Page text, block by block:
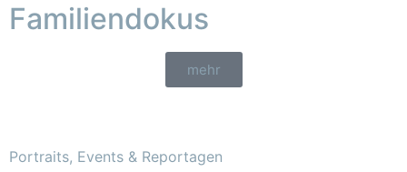
Familiendokus
mehr
Portraits, Events & Reportagen